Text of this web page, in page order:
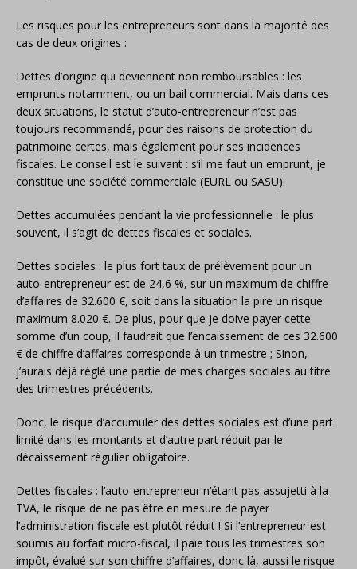
Les risques pour les entrepreneurs sont dans la majorité des
cas de deux origines :
Dettes d’origine qui deviennent non remboursables : les
emprunts notamment, ou un bail commercial. Mais dans ces
deux situations, le statut d’auto-entrepreneur n’est pas
toujours recommandé, pour des raisons de protection du
patrimoine certes, mais également pour ses incidences
fiscales. Le conseil est le suivant : s’il me faut un emprunt, je
constitue une société commerciale (EURL ou SASU).
Dettes accumulées pendant la vie professionnelle : le plus
souvent, il s’agit de dettes fiscales et sociales.
Dettes sociales : le plus fort taux de prélèvement pour un
auto-entrepreneur est de 24,6 %, sur un maximum de chiffre
d’affaires de 32.600 €, soit dans la situation la pire un risque
maximum 8.020 €. De plus, pour que je doive payer cette
somme d’un coup, il faudrait que l’encaissement de ces 32.600
€ de chiffre d’affaires corresponde à un trimestre ; Sinon,
j’aurais déjà réglé une partie de mes charges sociales au titre
des trimestres précédents.
Donc, le risque d’accumuler des dettes sociales est d’une part
limité dans les montants et d’autre part réduit par le
décaissement régulier obligatoire.
Dettes fiscales : l’auto-entrepreneur n’étant pas assujetti à la
TVA, le risque de ne pas être en mesure de payer
l’administration fiscale est plutôt réduit ! Si l’entrepreneur est
soumis au forfait micro-fiscal, il paie tous les trimestres son
impôt, évalué sur son chiffre d’affaires, donc là, aussi le risque